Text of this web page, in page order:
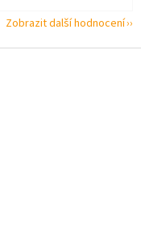
Zobrazit další hodnocení